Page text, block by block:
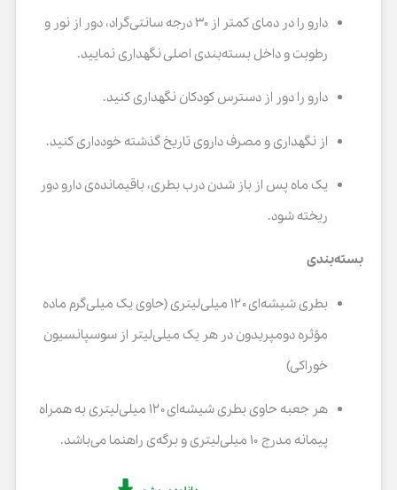
دارو را در دمای کمتر از ۳۰ درجه سانتی‌گراد، دور از نور و
رطوبت و داخل بسته‌بندی اصلی نگهداری نمایید.
دارو را دور از دسترس کودکان نگهداری کنید.
از نگهداری و مصرف داروی تاریخ گذشته خودداری کنید.
یک ماه پس از باز شدن درب بطری، باقیمانده‌ی دارو دور
ریخته شود.
بسته‌بندی
بطری شیشه‌ای ۱۲۰ میلی‌لیتری (حاوی یک میلی‌گرم ماده
مؤثره دومپریدون در هر یک میلی‌لیتر از سوسپانسیون
خوراکی)
هر جعبه حاوی بطری شیشه‌ای ۱۲۰ میلی‌لیتری به همراه
پیمانه مدرج ۱۰ میلی‌لیتری و برگه‌ی راهنما می‌باشد.